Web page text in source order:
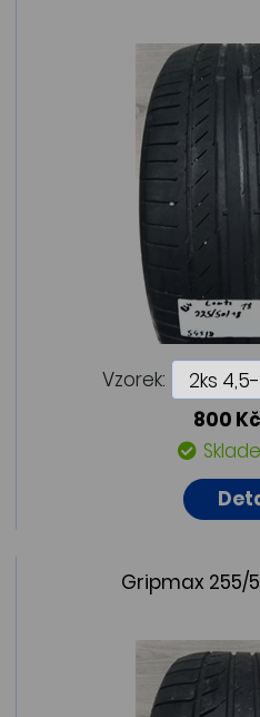
Vzorek:
800 Kč
Gripmax 255/